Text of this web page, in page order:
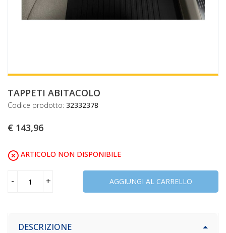
TAPPETI ABITACOLO
Codice prodotto: 32332378
€ 143,96
ARTICOLO NON DISPONIBILE
- + AGGIUNGI AL CARRELLO
DESCRIZIONE